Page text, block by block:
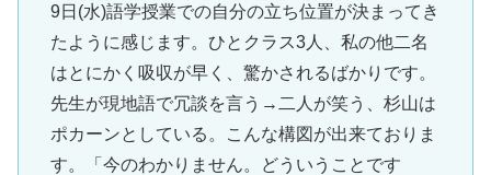
9日(水)語学授業での自分の立ち位置が決まってき
たように感じます。ひとクラス3人、私の他二名
はとにかく吸収が早く、驚かされるばかりです。
先生が現地語で冗談を言う→二人が笑う、杉山は
ポカーンとしている。こんな構図が出来ておりま
す。「今のわかりません。どういうことです